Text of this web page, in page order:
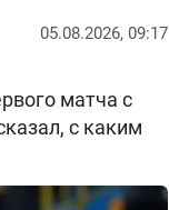
05.08.2026, 09:17
матча с
с каким